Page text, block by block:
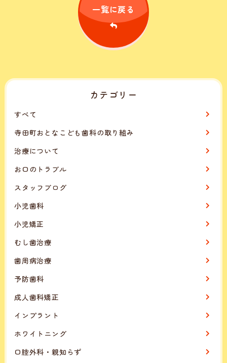
一覧に戻る
カテゴリー
すべて
寺田町おとなこども歯科の取り組み
治療について
お口のトラブル
スタッフブログ
小児歯科
小児矯正
むし歯治療
歯周病治療
予防歯科
成人歯科矯正
インプラント
ホワイトニング
口腔外科・親知らず